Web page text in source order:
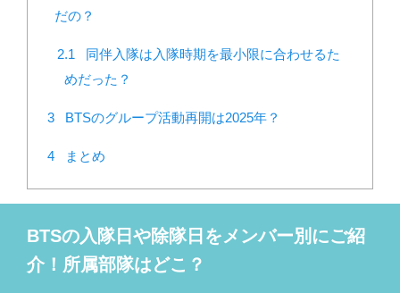
だの？
2.1
同伴入隊は入隊時期を最小限に合わせるた
めだった？
3 BTSのグループ活動再開は2025年？
4 まとめ
BTSの入隊日や除隊日をメンバー別にご紹
介！所属部隊はどこ？